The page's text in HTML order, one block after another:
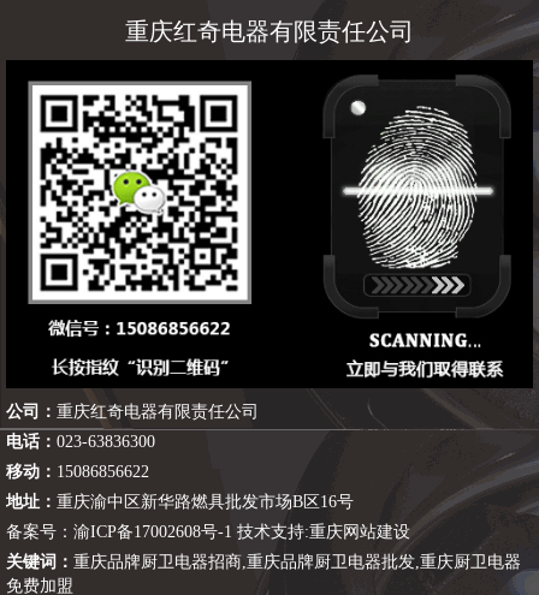
重庆红奇电器有限责任公司
公司： 重庆红奇电器有限责任公司
电话： 023-63836300
移动： 15086856622
地址： 重庆渝中区新华路燃具批发市场B区16号
备案号： 渝ICP备17002608号-1 技术支持:重庆网站建设
关键词： 重庆品牌厨卫电器招商,重庆品牌厨卫电器批发,重庆厨卫电器
免费加盟